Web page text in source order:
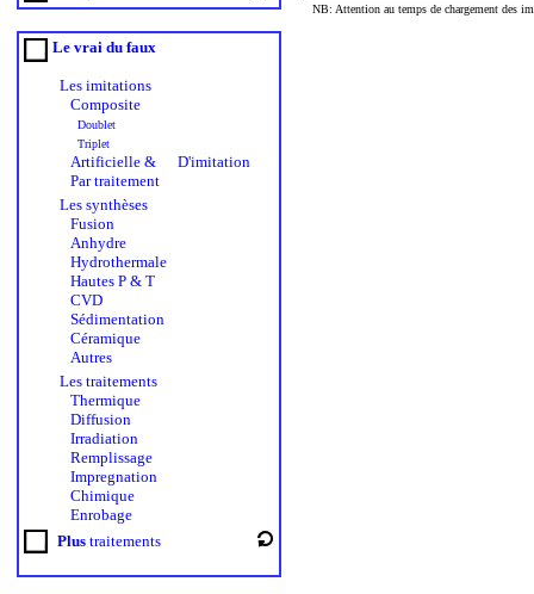
Le vrai du faux
Les imitations
Composite
Doublet
Triplet
Artificielle &
D'imitation
Par traitement
Les synthèses
Fusion
Anhydre
Hydrothermale
Hautes P & T
CVD
Sédimentation
Céramique
Autres
Les traitements
Thermique
Diffusion
Irradiation
Remplissage
Impregnation
Chimique
Enrobage
Plus traitements
NB: Attention au temps de chargement des